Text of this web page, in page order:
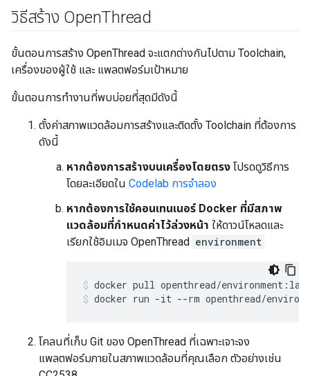
วิธีสร้าง OpenThread
ขั้นตอนการสร้าง OpenThread จะแตกต่างกันไปตาม Toolchain,
เครื่องของผู้ใช้ และ แพลตฟอร์มเป้าหมาย
ขั้นตอนการทำงานที่พบบ่อยที่สุดมีดังนี้
ตั้งค่าสภาพแวดล้อมการสร้างและติดตั้ง Toolchain ที่ต้องการ
ดังนี้
หากต้องการสร้างบนเครื่องโดยตรง โปรดดูวิธีการ
โดยละเอียดใน Codelab การจำลอง
หากต้องการใช้คอนเทนเนอร์ Docker ที่มีสภาพ
แวดล้อมที่กำหนดค่าไว้ล่วงหน้า ให้ดาวน์โหลดและ
เรียกใช้อิมเมจ OpenThread environment
docker pull openthread/
docker run -it --rm openthread/
โคลนที่เก็บ Git ของ OpenThread ที่เฉพาะเจาะจง
แพลตฟอร์มภายในสภาพแวดล้อมที่คุณเลือก ตัวอย่างเช่น